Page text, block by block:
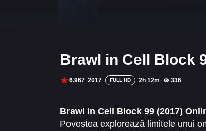
Brawl in Cell Block
6.967 2017 FULL HD 2h 12m 336
Brawl in Cell Block 99 (2017)
Povestea explorează limitele unui